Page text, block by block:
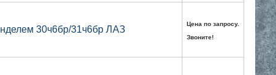
30ч6бр/31ч6бр ЛАЗ
Цена по запросу.
Звоните!